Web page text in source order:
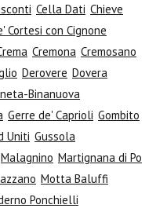
Cella Dati Chieve
Cortesi con Cignone
Cremona Cremosano
Derovere Dovera
Binanuova
Gerre de' Caprioli Gombito
Uniti Gussola
Malagnino Martignana di Po
Motta Baluffi
Ponchielli